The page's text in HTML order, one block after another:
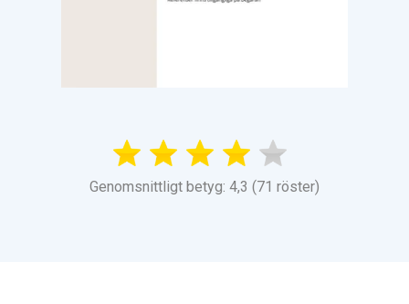
Genomsnittligt betyg: 4,3 (71 röster)